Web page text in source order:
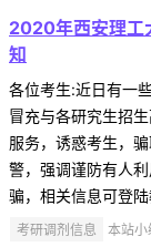
2020年西安理工
知
各位考生:近日有一
冒充与各研究生招
服务，诱惑考生，
警，强调谨防有人
骗，相关信息可登
考研调剂信息 本站